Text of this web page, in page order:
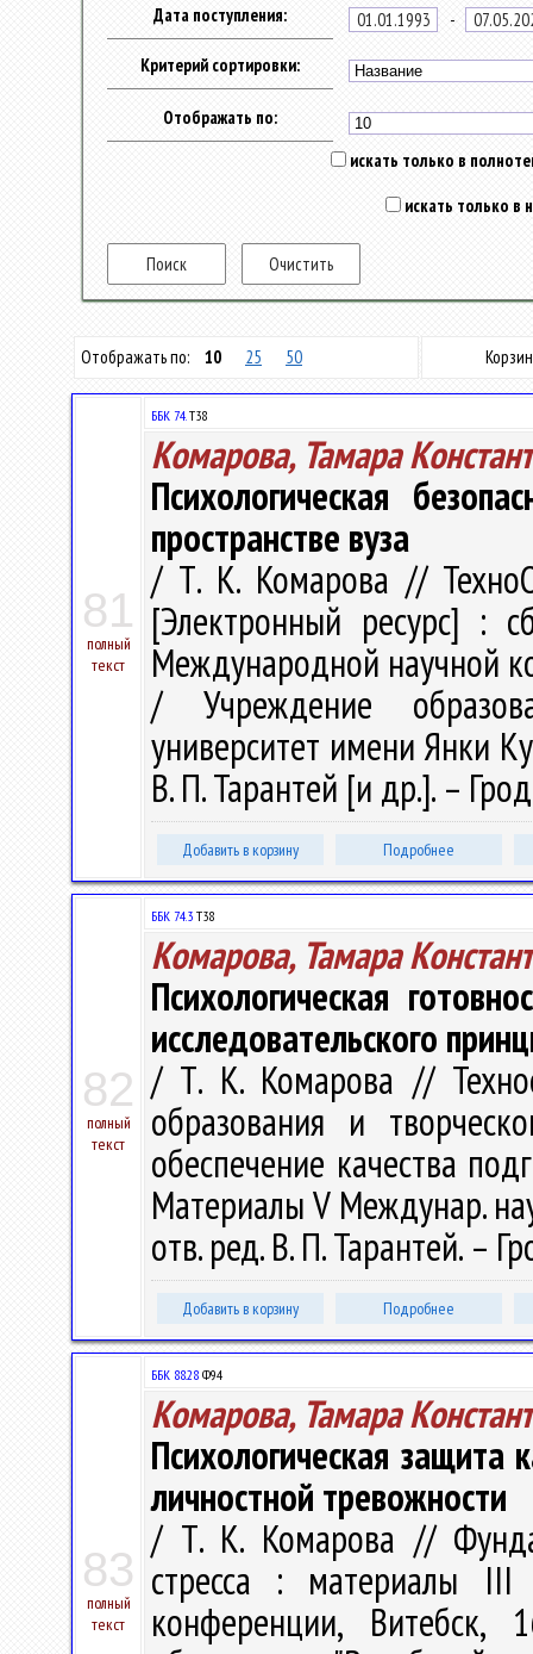
Дата поступления:
-
Критерий сортировки:
Отображать по:
искать только в
искать только в
Отображать по: 10 25 50
81
полный
текст
ББК 74.Т38
Комарова, Тамара
Психологическая
пространстве вуза
/ Т. К. Комарова //
[Электронный ресурс] :
Международной научной
/ Учреждение
университет имени Янки
В. П. Тарантей [и др.]. –
Добавить в корзину Подробнее
82
полный
текст
ББК 74.3 Т38
Комарова, Тамара
Психологическая
исследовательского
/ Т. К. Комарова //
образования и
обеспечение качества
Материалы V Междунар.
отв. ред. В. П. Тарантей. –
Добавить в корзину Подробнее
83
полный
текст
ББК 88.28 Ф94
Комарова, Тамара
Психологическая защита
личностной тревожности
/ Т. К. Комарова //
стресса : материалы III
конференции,